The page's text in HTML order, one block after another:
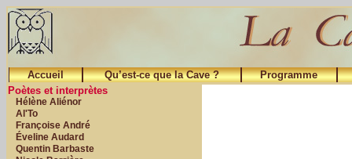
Accueil Qu’est-ce que la Cave ?
Programme
Poètes et interprètes
Hélène Aliénor
Al'To
Françoise André
Éveline Audard
Quentin Barbaste